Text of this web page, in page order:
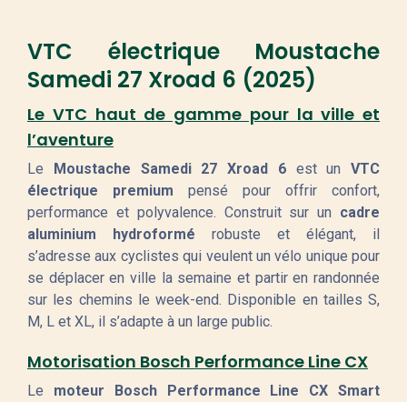
VTC électrique Moustache
Samedi 27 Xroad 6 (2025)
Le VTC haut de gamme pour la ville et
l’aventure
Le Moustache Samedi 27 Xroad 6est un VTC
électrique premium pensé pour offrir confort,
performance et polyvalence. Construit sur un cadre
aluminium hydroformé robuste et élégant, il
s’adresse aux cyclistes qui veulent un vélo unique pour
se déplacer en ville la semaine et partir en randonnée
sur les chemins le week-end. Disponible en tailles S,
M, L et XL, il s’adapte à un large public.
Motorisation Bosch Performance Line CX
Le moteur Bosch Performance Line CX Smart